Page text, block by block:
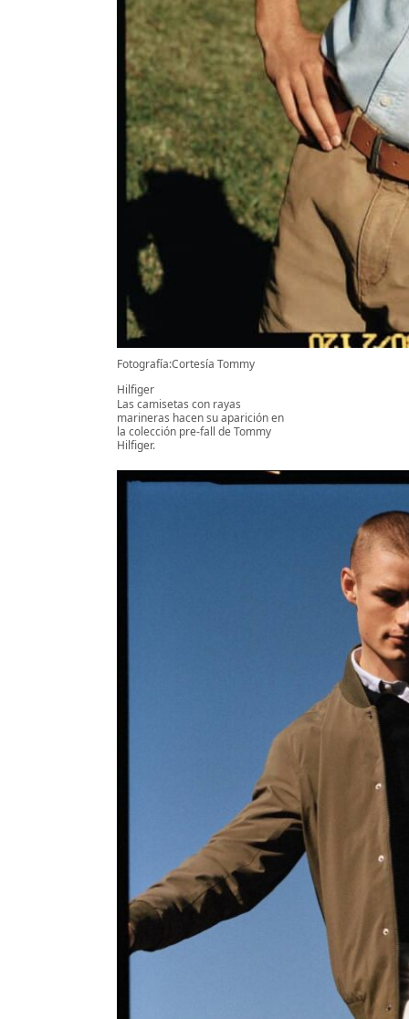
Fotografía:Cortesía Tommy
Hilfiger
Las camisetas con rayas
marineras hacen su aparición en
la colección pre-fall de Tommy
Hilfiger.